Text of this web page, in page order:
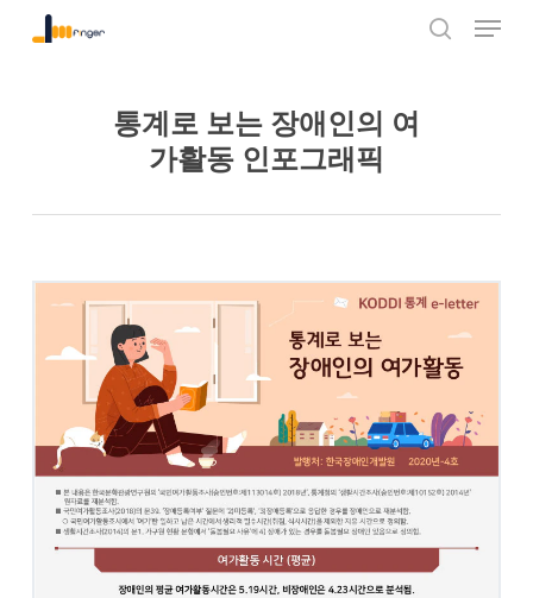
Menu
통계로 보는 장애인의 여
가활동 인포그래픽